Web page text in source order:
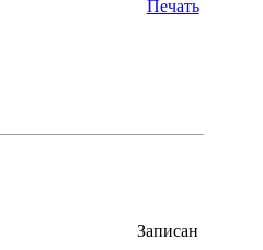
Печать
Записан